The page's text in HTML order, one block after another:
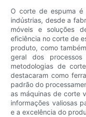
O corte de espuma é
indústrias, desde a
móveis e soluções
eficiência no corte de
produto, como
geral dos
metodologias de
destacaram como
padrão do
as máquinas de corte
informações valiosas
e a excelência do